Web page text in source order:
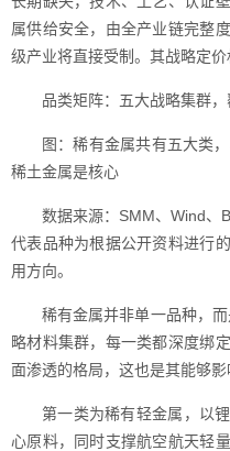
属供给安全，由全产业链完整
级产业将直接受制。其战略定价
品类矩阵：五大战略集群
图：稀有金属共有五大类
稀土金属是核心
数据来源：SMM、Wind、
代表品种为根据公开资料进行
用方向。
稀有金属并非单一品种，
略材料集群，每一类都深度绑
面渗透的格局，这也是其能够影
第一类为稀有轻金属，以
心原料，同时支撑航空航天轻